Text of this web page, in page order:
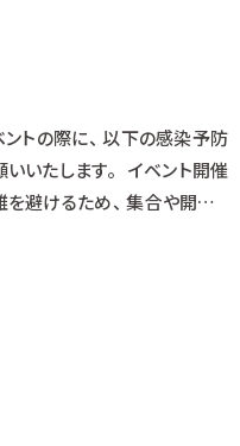
ントの際に、 以下の感染予防
いたします。 イベント開催
避けるため、 集合や開催
持参をお願いします) ・イ